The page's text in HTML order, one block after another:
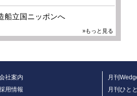
船立国ニッポンへ
»もっと見る
社案内
用情報
月刊
月刊ひと